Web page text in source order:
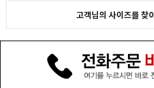
고객님의 사이즈를 찾